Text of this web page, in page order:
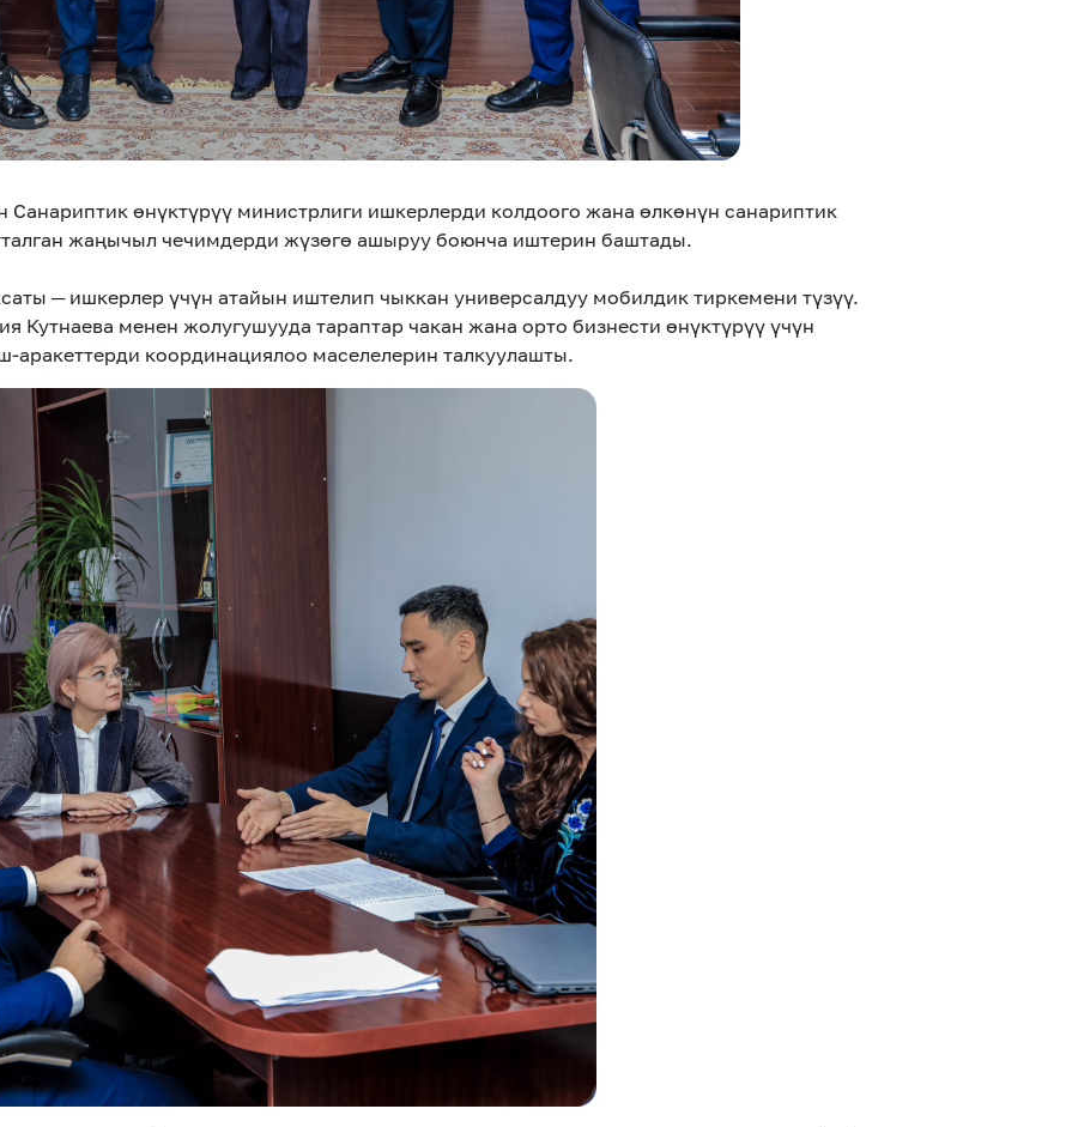
Офис картасы жана каптоо MegaPay
Санариптик өнүктүрүү министрлиги ишкерлерди колдоого жана өлкөнүн санариптик
жаңычыл чечимдерди жүзөгө ашыруу боюнча иштерин баштады.
─ ишкерлер үчүн атайын иштелип чыккан универсалдуу мобилдик тиркемени түзүү.
Кутнаева менен жолугушууда тараптар чакан жана орто бизнести өнүктүрүү үчүн
координациялоо маселелерин талкуулашты.